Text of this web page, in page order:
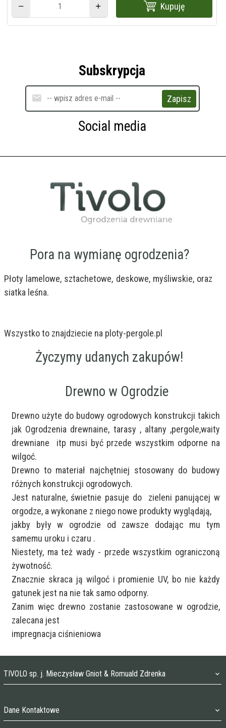
Kupuję
Subskrypcja
Zapisz
Social media
Pora na wymianę ogrodzenia?
Płoty lamelowe, sztachetowe, deskowe, myśliwskie, oraz
siatka leśna.
Wszystko to znajdziecie na ploty-pergole.pl
Życzymy udanych zakupów!
Drewno w Ogrodzie
Drewno użyte do budowy ogrodowych konstrukcji takich
jak Ogrodzenia drewnaine, tarasy , altany ,pergole,waity
drewniane  itp musi być przede wszystkim odporne na
wilgoć.
Drewno to materiał najchętniej stosowany do budowy
różnych konstrukcji ogrodowych.
Jest naturalne, świetnie pasuje do  zieleni panującej w
orgodze, a wykonane z niego nowe produkty wyglądają,
jakby były w ogrodzie od zawsze dodając mu tym
samemu uroku i czaru .
Niestety, ma też wady - przede wszystkim ograniczoną
żywotność.
Znacznie skraca ją wilgoć i promienie UV, bo nie każdy
gatunek jest na nie tak samo odporny.
Zanim więc drewno zostanie zastosowane w ogrodzie,
zalecana jest
impregnacja ciśnieniowa
TIVOLO sp. j. Mieczysław Gniot & Romuald Zdrenka
Dane Kontaktowe